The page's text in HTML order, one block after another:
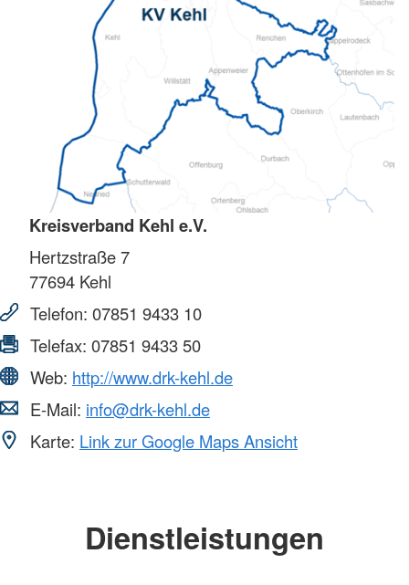
Kreisverband Kehl e.V.
Hertzstraße 7
77694 Kehl
Telefon: 07851 9433 10
Telefax: 07851 9433 50
Web: http://www.drk-kehl.de
E-Mail: info@drk-kehl.de
Karte: Link zur Google Maps Ansicht
Dienstleistungen